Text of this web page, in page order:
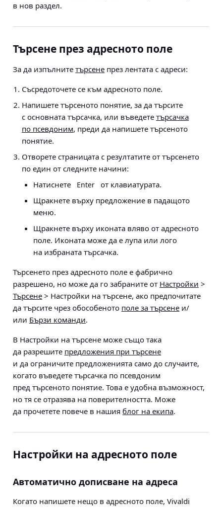
в нов раздел.
Търсене през адресното поле
За да изпълните търсене през лентата с адреси:
Съсредоточете се към адресното поле.
Напишете търсеното понятие, за да търсите
с основната търсачка, или въведете търсачка
по псевдоним, преди да напишете търсеното
понятие.
Отворете страницата с резултатите от търсенето
по един от следните начини:
Натиснете
Enter
от клавиатурата.
Щракнете върху предложение в падащото
меню.
Щракнете върху иконата вляво от адресното
поле. Иконата може да е лупа или лого
на избраната търсачка.
Търсенето през адресното поле е фабрично
разрешено, но може да го забраните от Настройки >
Търсене > Настройки на търсене, ако предпочитате
да търсите чрез обособеното поле за търсене и/
или Бързи команди.
В Настройки на търсене може също така
да разрешите предложения при търсене
и да ограничите предложенията само до случаите,
когато въведете търсачка по псевдоним
пред търсеното понятие. Това е удобна възможност,
но тя се отразява на поверителността. Може
да прочетете повече в нашия блог на екипа.
Настройки на адресното поле
Автоматично дописване на адреса
Когато напишете нещо в адресното поле, Vivaldi